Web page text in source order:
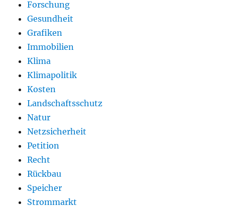
Forschung
Gesundheit
Grafiken
Immobilien
Klima
Klimapolitik
Kosten
Landschaftsschutz
Natur
Netzsicherheit
Petition
Recht
Rückbau
Speicher
Strommarkt